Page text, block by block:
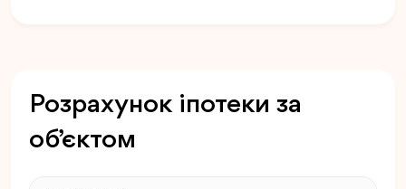
Розрахунок іпотеки за
об’єктом